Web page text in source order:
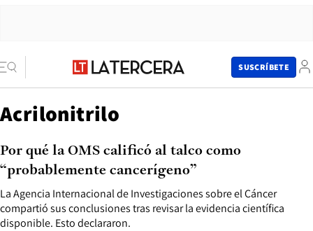
SUSCRÍBETE
Acrilonitrilo
La Agencia Internacional de Investigaciones sobre el Cáncer
compartió sus conclusiones tras revisar la evidencia científica
disponible. Esto declararon.
Por qué la OMS calificó al talco como
“probablemente cancerígeno”